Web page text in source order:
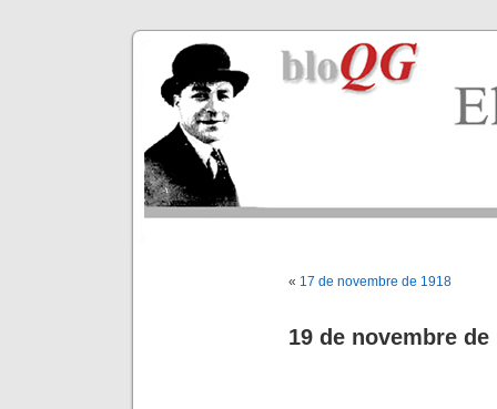
« 17 de novembre de 1918
19 de novembre de